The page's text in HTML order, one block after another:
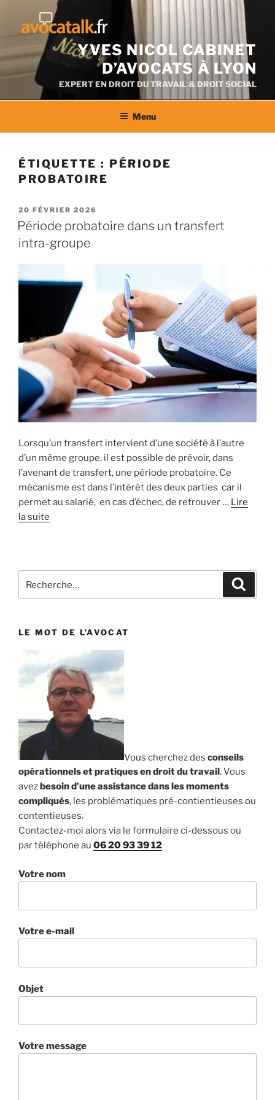
contenu
YVES NICOL CABINET
D’AVOCATS À LYON
EXPERT EN DROIT DU TRAVAIL & DROIT SOCIAL
Menu
ÉTIQUETTE : PÉRIODE
PROBATOIRE
PUBLIÉ
LE
20 FÉVRIER 2026
Période probatoire dans un transfert
intra-groupe
Lorsqu’un transfert intervient d’une société à l’autre
d’un même groupe, il est possible de prévoir, dans
l’avenant de transfert, une période probatoire. Ce
mécanisme est dans l’intérêt des deux parties car il
permet au salarié, en cas d’échec, de retrouver … Lire
la suite
pour
LE MOT DE L’AVOCAT
Vous cherchez des conseils
opérationnels et pratiques en droit du travail . Vous
avez besoin d’une assistance dans les moments
compliqués, les problématiques pré-contientieuses ou
contentieuses.
Contactez-moi alors via le formulaire ci-dessous ou
par téléphone au 06 20 93 39 12
Votre nom
Votre e-mail
Objet
Votre message